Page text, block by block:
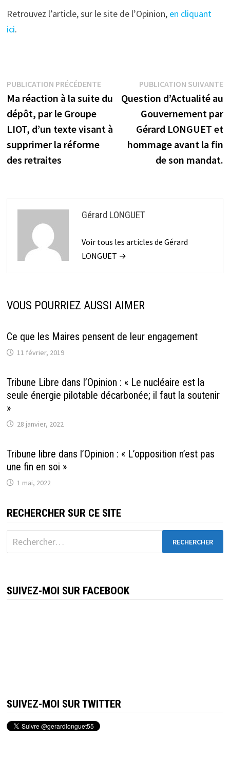
Retrouvez l’article, sur le site de l’Opinion, en cliquant
ici.
Navigation
de
l’article
PUBLICATION PRÉCÉDENTEPublication
précédente :
Ma réaction à la suite du
dépôt, par le Groupe
LIOT, d’un texte visant à
supprimer la réforme
des retraites
PUBLICATION SUIVANTE
Question d’Actualité au
Gouvernement par
Gérard LONGUET et
hommage avant la fin
de son mandat.
Gérard LONGUET
Voir tous les articles de Gérard
LONGUET →
VOUS POURRIEZ AUSSI AIMER
Ce que les Maires pensent de leur engagement
11 février, 2019
Tribune Libre dans l’Opinion : « Le nucléaire est la
seule énergie pilotable décarbonée; il faut la soutenir
»
28 janvier, 2022
Tribune libre dans l’Opinion : « L’opposition n’est pas
une fin en soi »
1 mai, 2022
RECHERCHER SUR CE SITE
Rechercher :
SUIVEZ-MOI SUR FACEBOOK
SUIVEZ-MOI SUR TWITTER